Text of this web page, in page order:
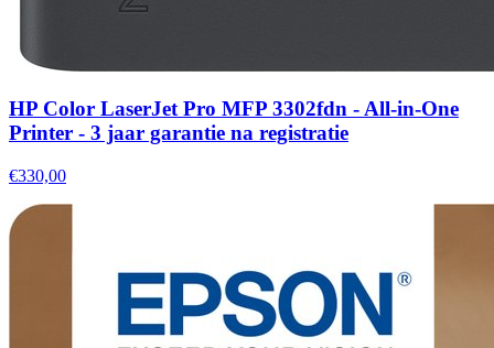
HP Color LaserJet Pro MFP 3302fdn - All-in-One
Printer - 3 jaar garantie na registratie
€330,00